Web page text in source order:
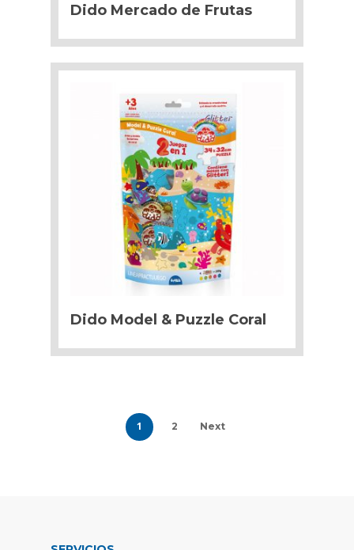
Dido Mercado de Frutas
Dido Model & Puzzle Coral
1 2 Next